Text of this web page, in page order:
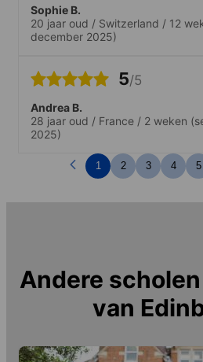
Sophie B.
20 jaar oud / Switzerland / 12
december 2025)
5/5
Andrea B.
28 jaar oud / France / 2 weken
2025)
1 2 3 4 5
Andere
van